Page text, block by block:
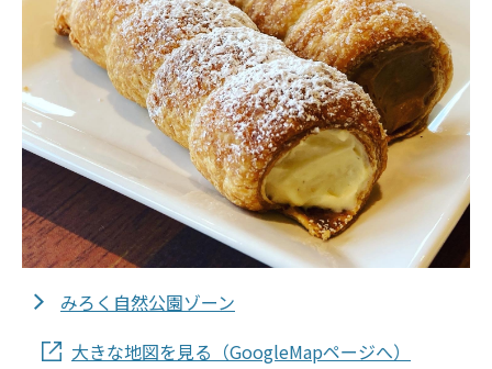
みろく自然公園ゾーン
大きな地図を見る（GoogleMapページへ）